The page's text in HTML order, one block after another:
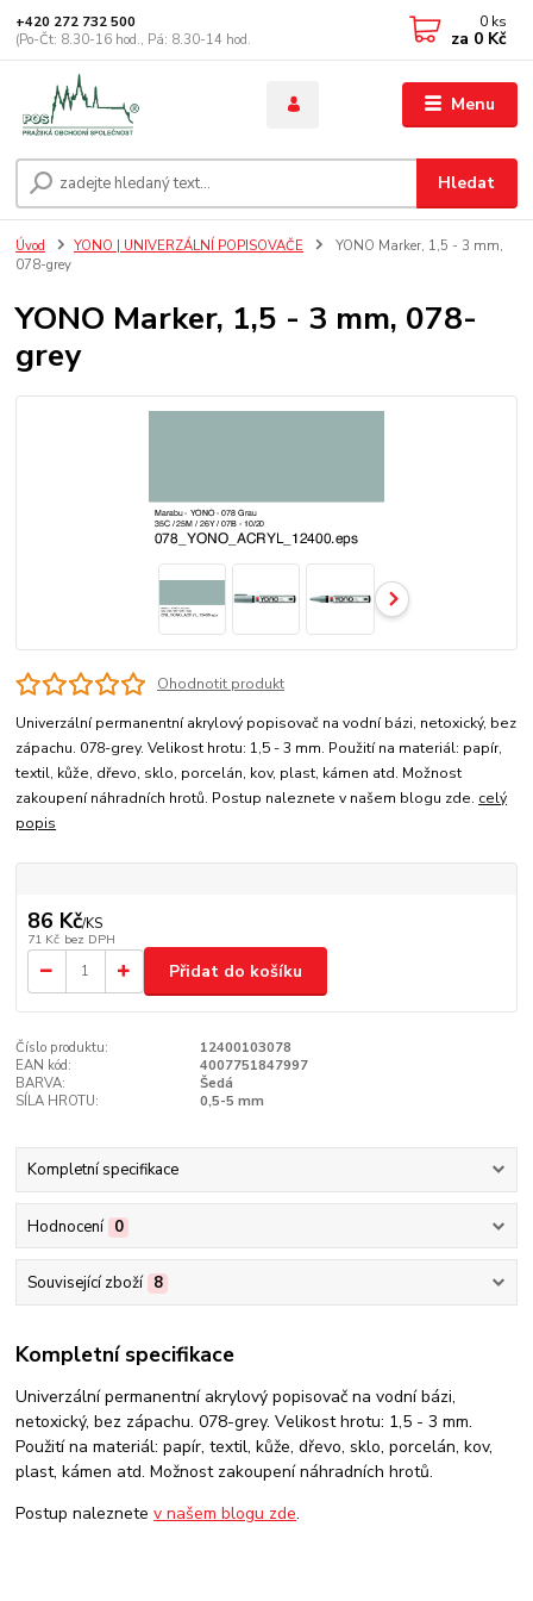
Menu
Hledat
+420 272 732 500
(Po-Čt: 8.30-16 hod., Pá: 8.30-14 hod.
0 ks
za 0 Kč
Úvod YONO | UNIVERZÁLNÍ POPISOVAČE
YONO Marker, 1,5 - 3 mm,
078-grey
YONO Marker, 1,5 - 3 mm, 078-
grey
Ohodnotit produkt
Univerzální permanentní akrylový popisovač na vodní bázi, netoxický, bez
zápachu. 078-grey. Velikost hrotu: 1,5 - 3 mm. Použití na materiál: papír,
textil, kůže, dřevo, sklo, porcelán, kov, plast, kámen atd. Možnost
zakoupení náhradních hrotů. Postup naleznete v našem blogu zde. celý
popis
86 Kč/KS
71 Kč bez DPH
Přidat do košíku
Číslo produktu:
12400103078
EAN kód:
4007751847997
BARVA:
Šedá
SÍLA HROTU:
0,5-5 mm
Kompletní specifikace
Hodnocení 0
Související zboží 8
Kompletní specifikace
Univerzální permanentní akrylový popisovač na vodní bázi,
netoxický, bez zápachu. 078-grey. Velikost hrotu: 1,5 - 3 mm.
Použití na materiál: papír, textil, kůže, dřevo, sklo, porcelán, kov,
plast, kámen atd. Možnost zakoupení náhradních hrotů.
Postup naleznetev našem blogu zde.